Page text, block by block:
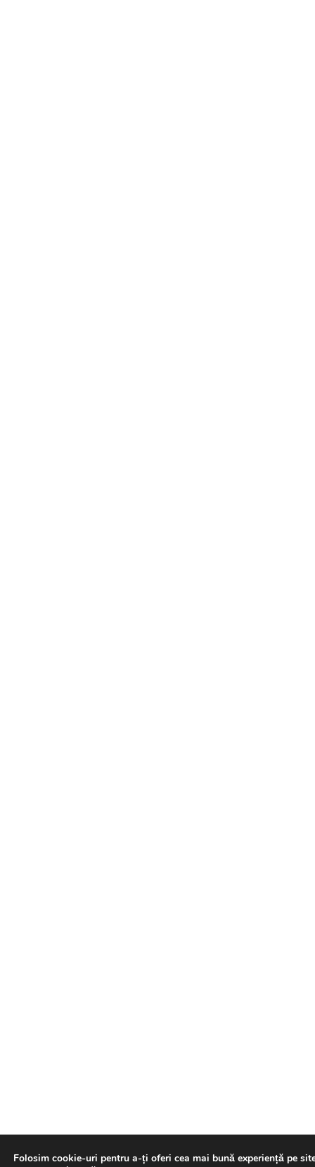
Folosim cookie-uri pentru a-ți oferi cea mai bună experiență pe